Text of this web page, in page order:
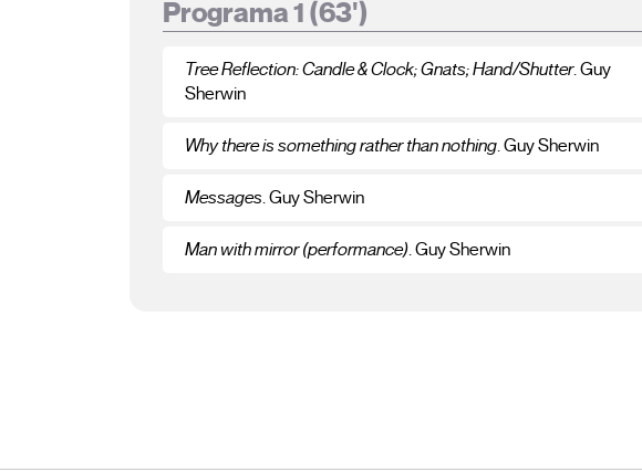
Programa 1 (63')
Tree Reflection: Candle & Clock; Gnats; Hand/Shutter. Guy
Sherwin
Why there is something rather than nothing. Guy Sherwin
Messages. Guy Sherwin
Man with mirror (performance). Guy Sherwin